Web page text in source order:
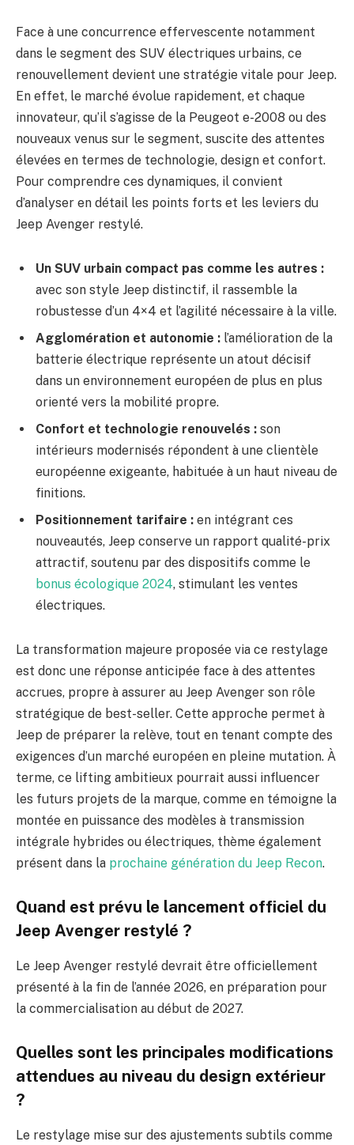
Face à une concurrence effervescente notamment
dans le segment des SUV électriques urbains, ce
renouvellement devient une stratégie vitale pour Jeep.
En effet, le marché évolue rapidement, et chaque
innovateur, qu’il s’agisse de la Peugeot e-2008 ou des
nouveaux venus sur le segment, suscite des attentes
élevées en termes de technologie, design et confort.
Pour comprendre ces dynamiques, il convient
d’analyser en détail les points forts et les leviers du
Jeep Avenger restylé.
Un SUV urbain compact pas comme les autres :
avec son style Jeep distinctif, il rassemble la
robustesse d’un 4×4 et l’agilité nécessaire à la ville.
Agglomération et autonomie : l’amélioration de la
batterie électrique représente un atout décisif
dans un environnement européen de plus en plus
orienté vers la mobilité propre.
Confort et technologie renouvelés : son
intérieurs modernisés répondent à une clientèle
européenne exigeante, habituée à un haut niveau de
finitions.
Positionnement tarifaire : en intégrant ces
nouveautés, Jeep conserve un rapport qualité-prix
attractif, soutenu par des dispositifs comme le
bonus écologique 2024, stimulant les ventes
électriques.
La transformation majeure proposée via ce restylage
est donc une réponse anticipée face à des attentes
accrues, propre à assurer au Jeep Avenger son rôle
stratégique de best-seller. Cette approche permet à
Jeep de préparer la relève, tout en tenant compte des
exigences d’un marché européen en pleine mutation. À
terme, ce lifting ambitieux pourrait aussi influencer
les futurs projets de la marque, comme en témoigne la
montée en puissance des modèles à transmission
intégrale hybrides ou électriques, thème également
présent dans la prochaine génération du Jeep Recon.
Quand est prévu le lancement officiel du
Jeep Avenger restylé ?
Le Jeep Avenger restylé devrait être officiellement
présenté à la fin de l’année 2026, en préparation pour
la commercialisation au début de 2027.
Quelles sont les principales modifications
attendues au niveau du design extérieur
?
Le restylage mise sur des ajustements subtils comme